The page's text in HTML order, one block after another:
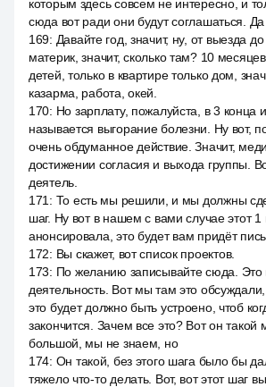
которым здесь совсем не интересно, и
сюда вот ради они будут соглашаться. Да
169: Давайте год, значит, ну, от выезда
материк, значит, сколько там? 10
детей, только в квартире только дом,
казарма, работа, окей.
170: Но зарплату, пожалуйста, в 3
называется выгорание болезни. Ну вот,
очень обдуманное действие. Значит,
достижении согласия и выхода группы.
деятель.
171 : То есть мы решили, и мы должны
шаг. Ну вот в нашем с вами случае этот
анонсировала, это будет вам придёт
172: Вы скажет, вот список проектов.
173: По желанию записывайте сюда. Это
деятельность. Вот мы там это
это будет должно быть устроено, чтоб
закончится. Зачем все это? Вот он такой
большой, мы не знаем, но
174: Он такой, без этого шага было бы
тяжело что-то делать. Вот, вот этот шаг